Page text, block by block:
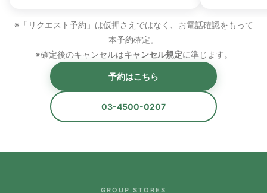
※「リクエスト予約」は仮押さえではなく、お電話確認をもって
本予約確定。
※確定後のキャンセルはキャンセル規定に準じます。
予約はこちら
03-4500-0207
GROUP STORES